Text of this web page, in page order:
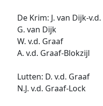
De Krim: J. van Dijk-
G. van Dijk
W. v.d. Graaf
A. v.d. Graaf-Blokzijl
Lutten: D. v.d. Graaf
N.J. v.d. Graaf-Lock